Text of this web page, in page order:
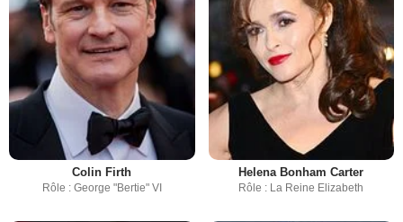
Colin Firth
Rôle : George "Bertie" VI
Helena Bonham Carter
Rôle : La Reine Elizabeth